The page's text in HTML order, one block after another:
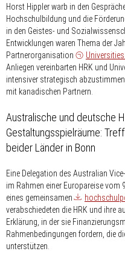
Horst Hippler warb in den
Hochschulbildung und die
in den Geistes- und
Entwicklungen waren Thema der
Partnerorganisation
Anliegen vereinbarten HRK und
intensiver strategisch
mit kanadischen Partnern.
Australische und deutsche
Gestaltungsspielräume:
beider Länder in Bonn
Eine Delegation des Australian
im Rahmen einer Europareise
eines gemeinsamen
verabschiedeten die HRK und ihre
Erklärung, in der sie
Rahmenbedingungen fordern, die
unterstützen.